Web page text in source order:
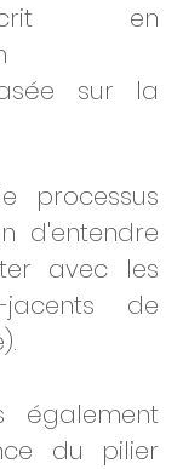
en
sur la
processus
d'entendre
avec les
jacents de
également
du pilier